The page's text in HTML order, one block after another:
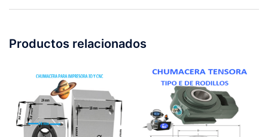
Productos relacionados